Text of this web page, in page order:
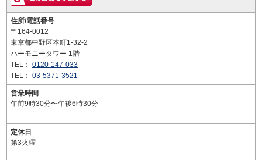
住所/電話番号
〒164-0012
東京都中野区本町1-32-2
ハーモニータワー 1階
TEL： 0120-147-033
TEL： 03-5371-3521
営業時間
午前9時30分〜午後6時30分
定休日
第3火曜